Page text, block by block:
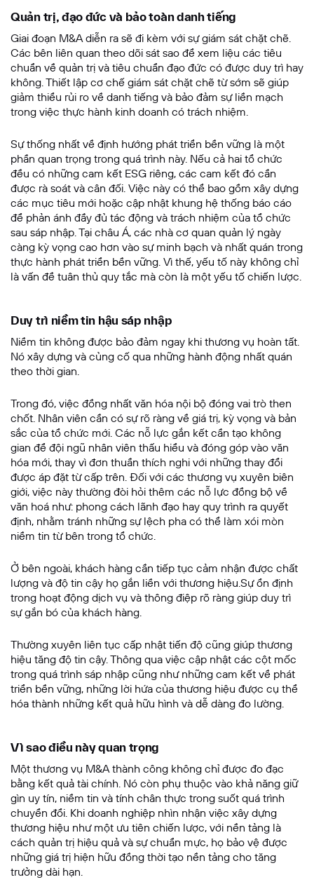
Quản trị, đạo đức và bảo toàn danh tiếng
Giai đoạn M&A diễn ra sẽ đi kèm với sự giám sát chặt chẽ.
Các bên liên quan theo dõi sát sao để xem liệu các tiêu
chuẩn về quản trị và tiêu chuẩn đạo đức có được duy trì hay
không. Thiết lập cơ chế giám sát chặt chẽ từ sớm sẽ giúp
giảm thiểu rủi ro về danh tiếng và bảo đảm sự liền mạch
trong việc thực hành kinh doanh có trách nhiệm.
Sự thống nhất về định hướng phát triển bền vững là một
phần quan trọng trong quá trình này. Nếu cả hai tổ chức
đều có những cam kết ESG riêng, các cam kết đó cần
được rà soát và cân đối. Việc này có thể bao gồm xây dựng
các mục tiêu mới hoặc cập nhật khung hệ thống báo cáo
để phản ánh đầy đủ tác động và trách nhiệm của tổ chức
sau sáp nhập. Tại châu Á, các nhà cơ quan quản lý ngày
càng kỳ vọng cao hơn vào sự minh bạch và nhất quán trong
thực hành phát triển bền vững. Vì thế, yếu tố này không chỉ
là vấn đề tuân thủ quy tắc mà còn là một yếu tố chiến lược.
Duy trì niềm tin hậu sáp nhập
Niềm tin không được bảo đảm ngay khi thương vụ hoàn tất.
Nó xây dựng và củng cố qua những hành động nhất quán
theo thời gian.
Trong đó, việc đồng nhất văn hóa nội bộ đóng vai trò then
chốt. Nhân viên cần có sự rõ ràng về giá trị, kỳ vọng và bản
sắc của tổ chức mới. Các nỗ lực gắn kết cần tạo không
gian để đội ngũ nhân viên thấu hiểu và đóng góp vào văn
hóa mới, thay vì đơn thuần thích nghi với những thay đổi
được áp đặt từ cấp trên. Đối với các thương vụ xuyên biên
giới, việc này thường đòi hỏi thêm các nỗ lực đồng bộ về
văn hoá như: phong cách lãnh đạo hay quy trình ra quyết
định, nhằm tránh những sự lệch pha có thể làm xói mòn
niềm tin từ bên trong tổ chức.
Ở bên ngoài, khách hàng cần tiếp tục cảm nhận được chất
lượng và độ tin cậy họ gắn liền với thương hiệu.Sự ổn định
trong hoạt động dịch vụ và thông điệp rõ ràng giúp duy trì
sự gắn bó của khách hàng.
Thường xuyên liên tục cấp nhật tiến độ cũng giúp thương
hiệu tăng độ tin cậy. Thông qua việc cập nhật các cột mốc
trong quá trình sáp nhập cũng như những cam kết về phát
triển bền vững, những lời hứa của thương hiệu được cụ thể
hóa thành những kết quả hữu hình và dễ dàng đo lường.
Vì sao điều này quan trọng
Một thương vụ M&A thành công không chỉ được đo đạc
bằng kết quả tài chính. Nó còn phụ thuộc vào khả năng giữ
gìn uy tín, niềm tin và tính chân thực trong suốt quá trình
chuyển đổi. Khi doanh nghiệp nhìn nhận việc xây dựng
thương hiệu như một ưu tiên chiến lược, với nền tảng là
cách quản trị hiệu quả và sự chuẩn mực, họ bảo vệ được
những giá trị hiện hữu đồng thời tạo nền tảng cho tăng
trưởng dài hạn.